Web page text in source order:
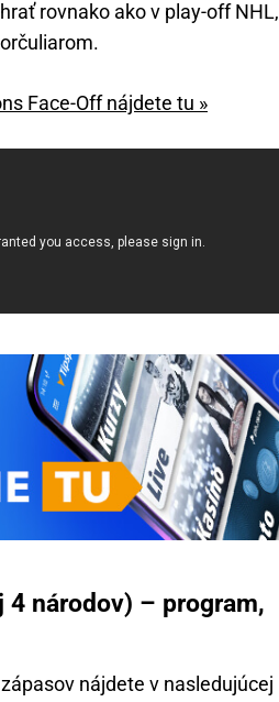
rovnako ako v play-off NHL,
Face-Off nájdete tu »
4 národov) – program,
nájdete v nasledujúcej